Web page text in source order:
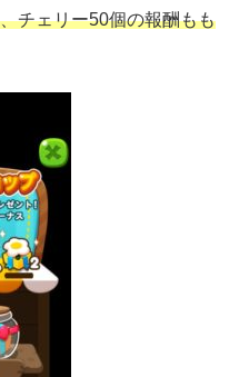
チェリー50個の報酬もも